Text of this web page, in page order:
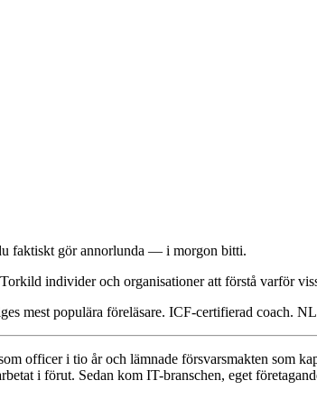
faktiskt gör annorlunda — i morgon bitti.
individer och organisationer att förstå varför
mest populära föreläsare. ICF-certifierad coach.
officer i tio år och lämnade försvarsmakten som
i förut. Sedan kom IT-branschen, eget